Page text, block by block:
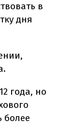
в
дня
года, но
более